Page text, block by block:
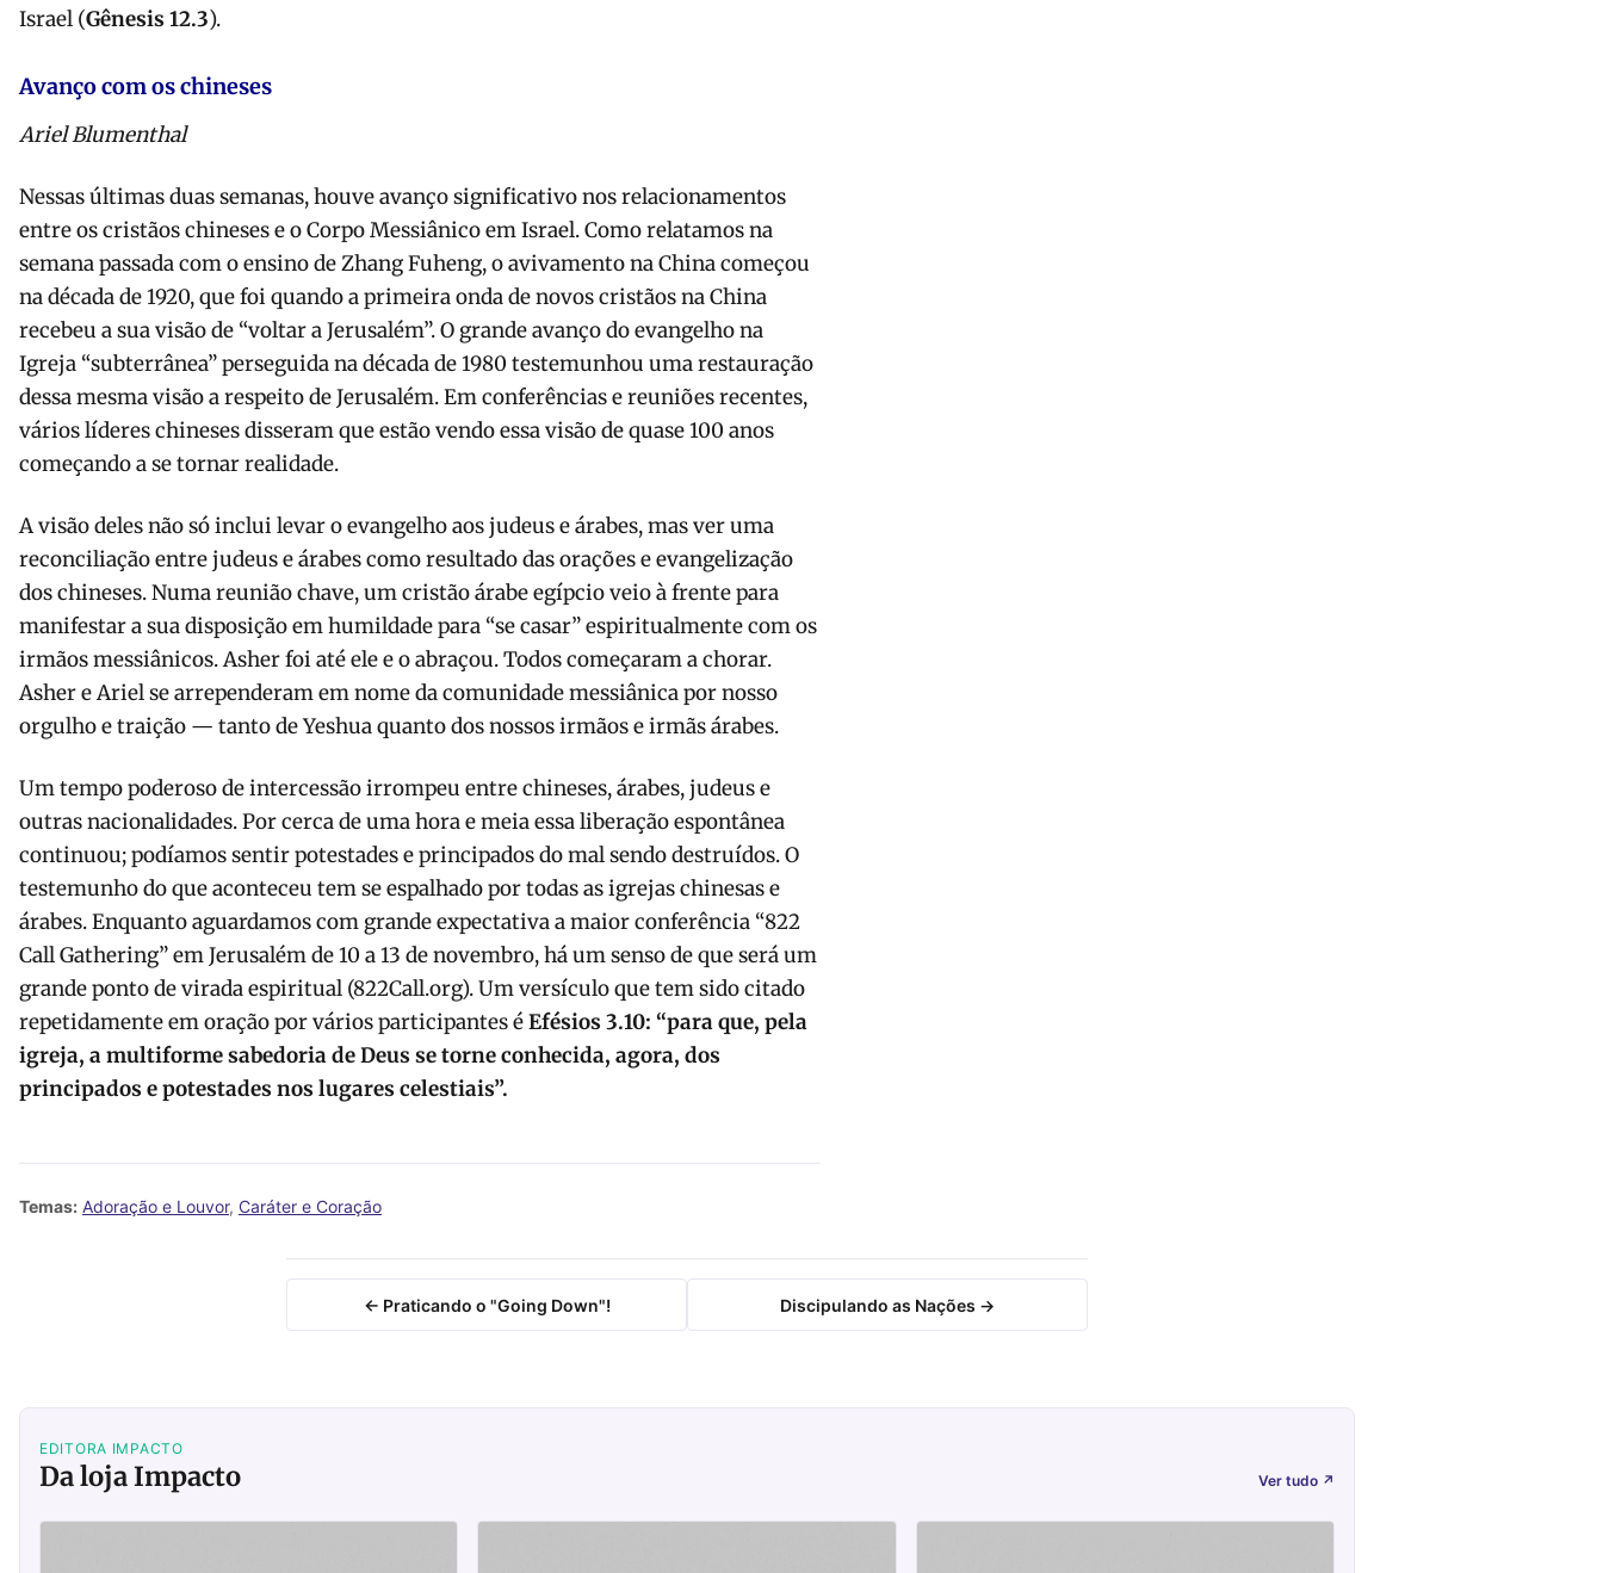
Israel (Gênesis 12.3).
Avanço com os chineses
Ariel Blumenthal
Nessas últimas duas semanas, houve avanço significativo nos relacionamentos
entre os cristãos chineses e o Corpo Messiânico em Israel. Como relatamos na
semana passada com o ensino de Zhang Fuheng, o avivamento na China começou
na década de 1920, que foi quando a primeira onda de novos cristãos na China
recebeu a sua visão de “voltar a Jerusalém”. O grande avanço do evangelho na
Igreja “subterrânea” perseguida na década de 1980 testemunhou uma restauração
dessa mesma visão a respeito de Jerusalém. Em conferências e reuniões recentes,
vários líderes chineses disseram que estão vendo essa visão de quase 100 anos
começando a se tornar realidade.
A visão deles não só inclui levar o evangelho aos judeus e árabes, mas ver uma
reconciliação entre judeus e árabes como resultado das orações e evangelização
dos chineses. Numa reunião chave, um cristão árabe egípcio veio à frente para
manifestar a sua disposição em humildade para “se casar” espiritualmente com os
irmãos messiânicos. Asher foi até ele e o abraçou. Todos começaram a chorar.
Asher e Ariel se arrependeram em nome da comunidade messiânica por nosso
orgulho e traição — tanto de Yeshua quanto dos nossos irmãos e irmãs árabes.
Um tempo poderoso de intercessão irrompeu entre chineses, árabes, judeus e
outras nacionalidades. Por cerca de uma hora e meia essa liberação espontânea
continuou; podíamos sentir potestades e principados do mal sendo destruídos. O
testemunho do que aconteceu tem se espalhado por todas as igrejas chinesas e
árabes. Enquanto aguardamos com grande expectativa a maior conferência “822
Call Gathering” em Jerusalém de 10 a 13 de novembro, há um senso de que será um
grande ponto de virada espiritual (822Call.org). Um versículo que tem sido citado
repetidamente em oração por vários participantes éEfésios 3.10: “para que, pela
igreja, a multiforme sabedoria de Deus se torne conhecida, agora, dos
principados e potestades nos lugares celestiais”.
Temas: Adoração e Louvor, Caráter e Coração
← Praticando o "Going Down"! Discipulando as Nações →
EDITORA IMPACTO
Da loja Impacto Ver tudo ↗